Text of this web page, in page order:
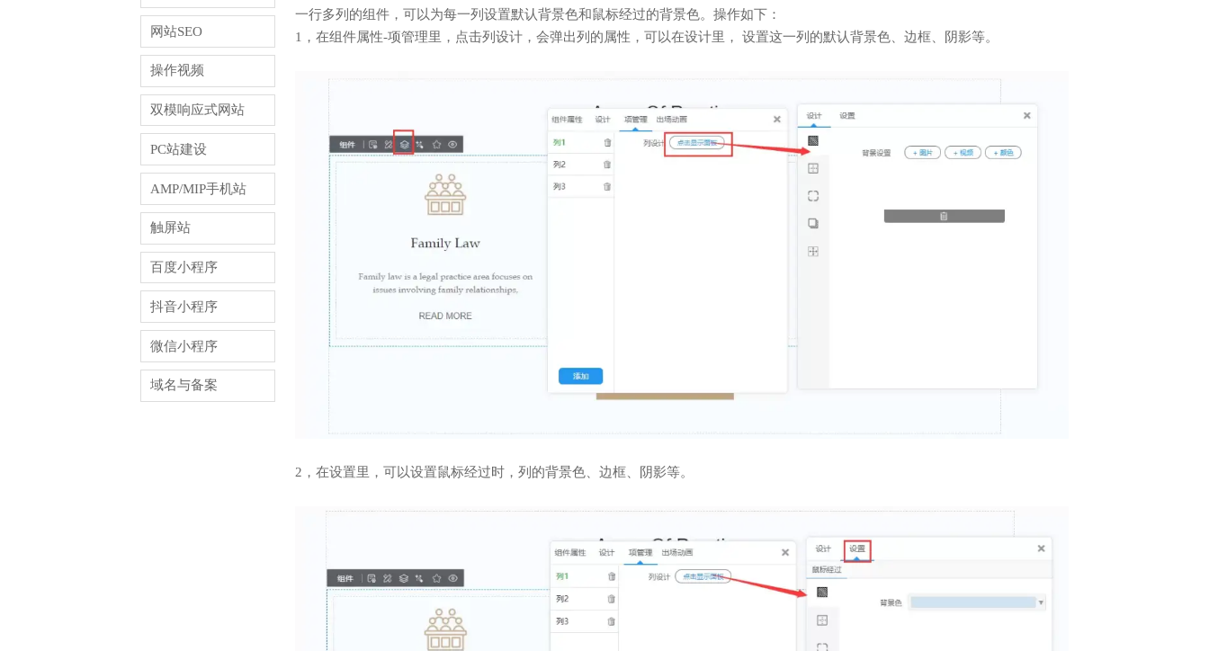
网站SEO
操作视频
双模响应式网站
PC站建设
AMP/MIP手机站
触屏站
百度小程序
抖音小程序
微信小程序
域名与备案
一行多列的组件，可以为每一列设置默认背景色和鼠标经过的背景色。操作如下：
1，在组件属性-项管理里，点击列设计，会弹出列的属性，可以在设计里， 设置这一列的默认背景色、边框、阴影等。
2，在设置里，可以设置鼠标经过时，列的背景色、边框、阴影等。